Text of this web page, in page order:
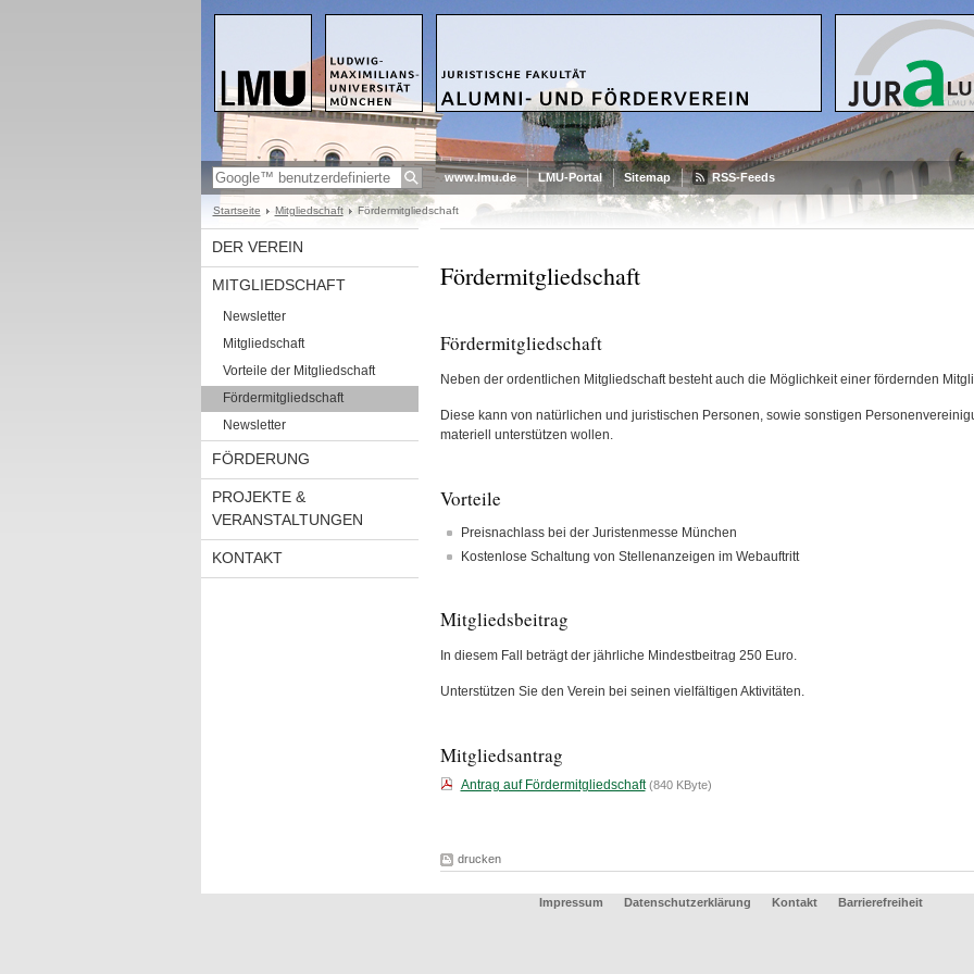
www.lmu.de LMU-Portal Sitemap RSS-Feeds
Startseite Mitgliedschaft Fördermitgliedschaft
DER VEREIN
MITGLIEDSCHAFT
Newsletter
Mitgliedschaft
Vorteile der Mitgliedschaft
Fördermitgliedschaft
Newsletter
FÖRDERUNG
PROJEKTE &
VERANSTALTUNGEN
KONTAKT
Fördermitgliedschaft
Fördermitgliedschaft
Neben der ordentlichen Mitgliedschaft besteht auch die Möglichkeit einer fördernden
Diese kann von natürlichen und juristischen Personen, sowie sonstigen
materiell unterstützen wollen.
Vorteile
Preisnachlass bei der Juristenmesse München
Kostenlose Schaltung von Stellenanzeigen im Webauftritt
Mitgliedsbeitrag
In diesem Fall beträgt der jährliche Mindestbeitrag 250 Euro.
Unterstützen Sie den Verein bei seinen vielfältigen Aktivitäten.
Mitgliedsantrag
Antrag auf Fördermitgliedschaft (840 KByte)
drucken
Impressum Datenschutzerklärung Kontakt Barrierefreiheit